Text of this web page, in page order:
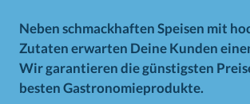
Neben schmackhaften Speisen mit
Zutaten erwarten Deine Kunden
Wir garantieren die günstigsten
besten Gastronomieprodukte.